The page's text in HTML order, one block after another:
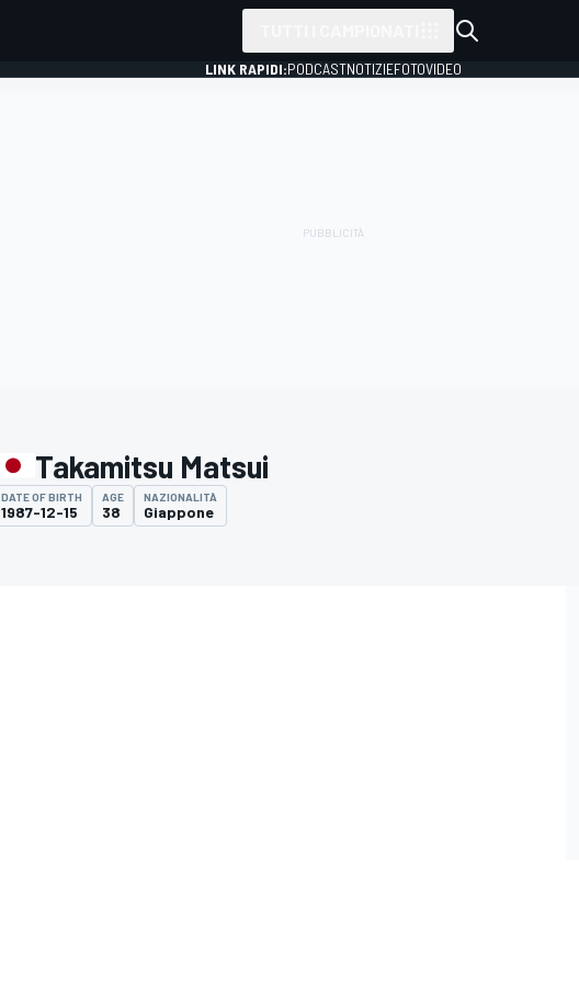
WEC
LINK RAPIDI:PODCASTNOTIZIEFOTOVIDEO
Takamitsu Matsui
DATE OF BIRTH
1987-12-15
AGE
38
NAZIONALITÀ
Giappone